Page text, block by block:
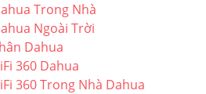
Trong Nhà
Ngoài Trời
Dahua
360 Dahua
360 Trong Nhà Dahua